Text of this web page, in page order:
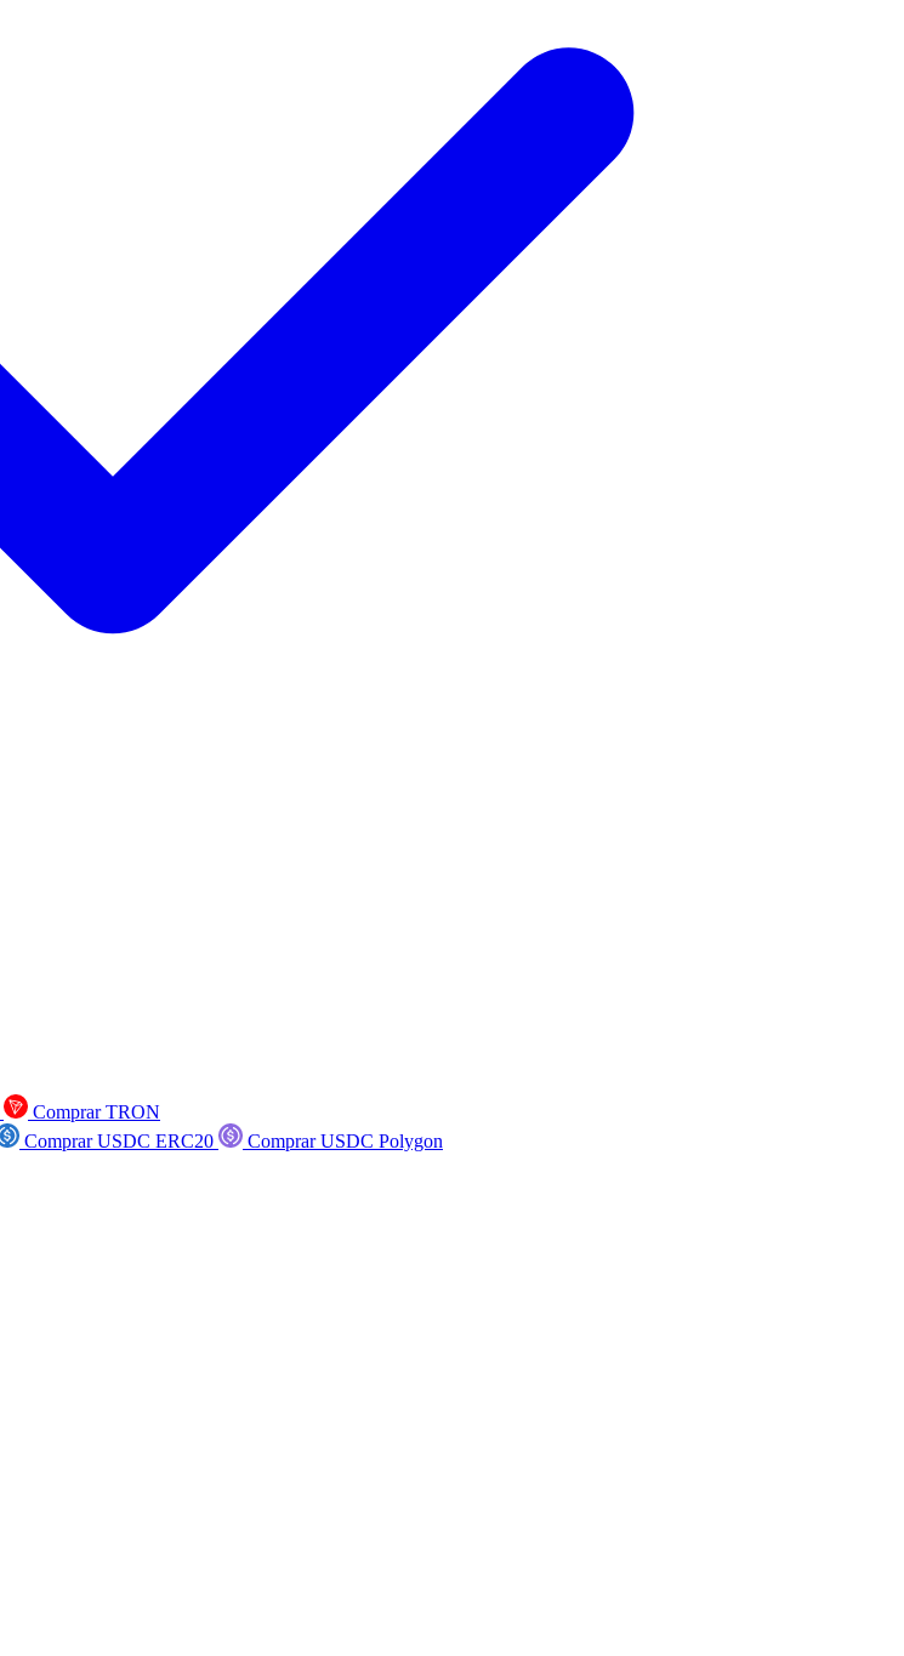
Comprar TRON
Comprar USDC ERC20
Comprar USDC Polygon